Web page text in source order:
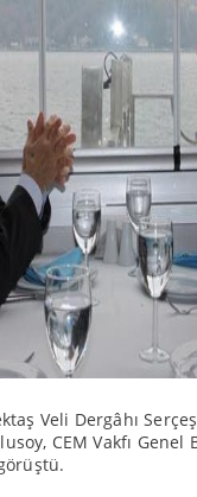
Veli Dergâhı
CEM Vakfı Genel